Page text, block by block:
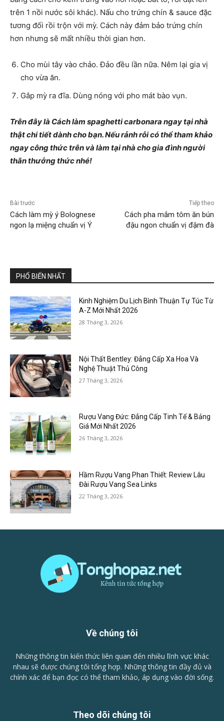
trên 1 nồi nước sôi khác). Nấu cho trứng chín & sauce đặc
tương đối rồi trộn với mỳ. Cách này đảm bảo trứng chín
hơn nhưng sẽ mất nhiều thời gian hơn.
Cho mùi tây vào chảo. Đảo đều lần nữa. Nêm lại gia vị
cho vừa ăn.
Gắp mỳ ra đĩa. Dùng nóng với pho mát bào vụn.
Trên đây là Cách làm spaghetti carbonara ngay tại nhà
thật chi tiết dành cho bạn. Nếu rảnh rỗi có thể tham khảo
ngay công thức trên và làm tại nhà cho gia đình người
thân thưởng thức nhé!
Bài trước
Cách làm mỳ ý Bolognese
ngon lạ miệng chuẩn vị Ý
Tiếp theo
Cách pha mắm tôm ăn bún
đậu ngon chuẩn vị đậm đà
PHỔ BIẾN NHẤT
Kinh Nghiệm Du Lịch Bình Thuận Tự Túc Từ
A-Z Mới Nhất 2026
28 Tháng 3, 2026
Nội Thất Bentley: Đẳng Cấp Xa Hoa Và
Nghệ Thuật Thủ Công
27 Tháng 3, 2026
Rượu Vang Đức: Đẳng Cấp Tinh Tế & Bảng
Giá Mới Nhất 2026
26 Tháng 3, 2026
Hầm Rượu Vang Phan Thiết: Review Lâu
Đài Rượu Vang Sea Links
22 Tháng 3, 2026
Về chúng tôi
Những thông tin kiến thức liên quan đến nhiều lĩnh vực khác
nhau sẽ được chúng tôi tổng hợp. Những thông tin đầy đủ và
chính xác để bạn đọc có thể tham khảo, áp dụng vào đời sống.
Theo dõi chúng tôi